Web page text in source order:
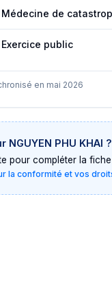
Médecine de
Exercice public
en mai 2026
NGUYEN PHU KHAI ?
pour compléter la
la conformité et vos